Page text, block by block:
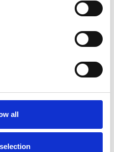
all
Renault Clio 2, Renault
2, Renault Scenic 2,
do napełniania
nabicia układu (jeden
średnicy 11 mm, a drugi